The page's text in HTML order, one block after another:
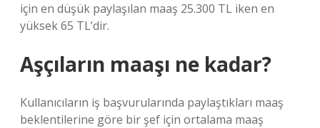
için en düşük paylaşılan maaş 25.300 TL iken en
yüksek 65 TL’dir.
Aşçıların maaşı ne kadar?
Kullanıcıların iş başvurularında paylaştıkları maaş
beklentilerine göre bir şef için ortalama maaş